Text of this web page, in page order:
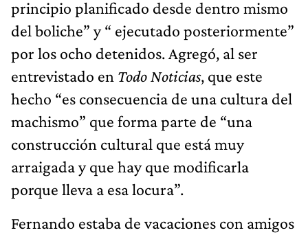
principio planificado desde dentro mismo
del boliche” y “ ejecutado posteriormente”
por los ocho detenidos. Agregó, al ser
entrevistado en Todo Noticias, que este
hecho “es consecuencia de una cultura del
machismo” que forma parte de “una
construcción cultural que está muy
arraigada y que hay que modificarla
porque lleva a esa locura”.
Fernando estaba de vacaciones con amigos